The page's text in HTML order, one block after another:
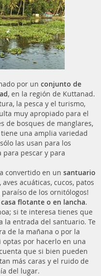
por un conjunto de
, en la región de Kuttanad.
la pesca y el turismo,
muy apropiado para el
de bosques de manglares,
una amplia variedad
las usan para los
pescar y para
convertido en un santuario
acuáticas, cucos, patos
paraíso de los ornitólogos!
flotante o en lancha.
si te interesa tienes que
la entrada del santuario. Te
de la mañana o por la
optas por hacerlo en una
que si bien pueden
más caras y el ruido de
del lugar.